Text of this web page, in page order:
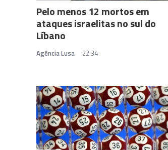
Pelo menos 12 mortos em
ataques israelitas no sul do
Líbano
Agência Lusa 22:34